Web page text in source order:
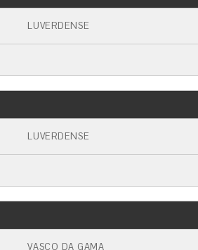
LUVERDENSE
LUVERDENSE
VASCO DA GAMA